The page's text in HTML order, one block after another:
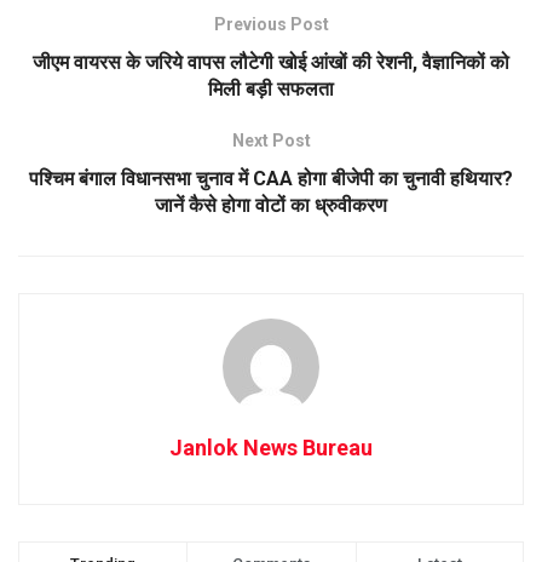
Previous Post
जीएम वायरस के जरिये वापस लौटेगी खोई आंखों की रेशनी, वैज्ञानिकों को
मिली बड़ी सफलता
Next Post
पश्चिम बंगाल विधानसभा चुनाव में CAA होगा बीजेपी का चुनावी हथियार?
जानें कैसे होगा वोटों का ध्रुवीकरण
Janlok News Bureau